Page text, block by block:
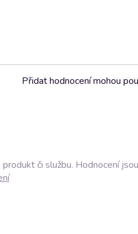
Přidat hodnocení mohou
či službu. Hodnocení